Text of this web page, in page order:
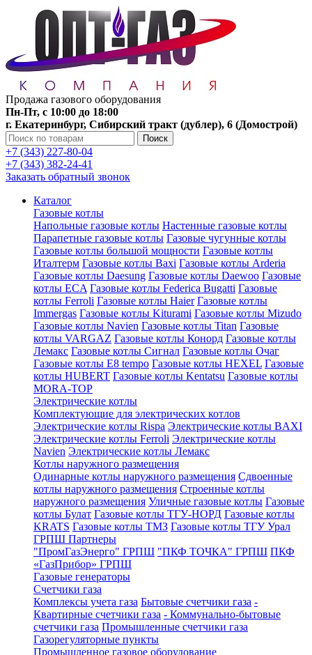
Продажа газового оборудования
Пн-Пт, с 10:00 до 18:00
г. Екатеринбург, Сибирский тракт (дублер), 6 (Домострой)
Поиск
+7 (343) 227-80-04
+7 (343) 382-24-41
Заказать обратный звонок
Каталог
Газовые котлы
Напольные газовые котлы Настенные газовые котлы
Парапетные газовые котлы Газовые чугунные котлы
Газовые котлы большой мощности Газовые котлы
Италтерм Газовые котлы Baxi Газовые котлы Arderia
Газовые котлы Daesung Газовые котлы Daewoo Газовые
котлы ECA Газовые котлы Federica Bugatti Газовые
котлы Ferroli Газовые котлы Haier Газовые котлы
Immergas Газовые котлы Kiturami Газовые котлы Mizudo
Газовые котлы Navien Газовые котлы Titan Газовые
котлы VARGAZ Газовые котлы Конорд Газовые котлы
Лемакс Газовые котлы Сигнал Газовые котлы Очаг
Газовые котлы E8 tempo Газовые котлы HEXEL Газовые
котлы HUBERT Газовые котлы Kentatsu Газовые котлы
MORA-TOP
Электрические котлы
Комплектующие для электрических котлов
Электрические котлы Rispa Электрические котлы BAXI
Электрические котлы Ferroli Электрические котлы
Navien Электрические котлы Лемакс
Котлы наружного размещения
Одинарные котлы наружного размещения Сдвоенные
котлы наружного размещения Строенные котлы
наружного размещения Уличные газовые котлы Газовые
котлы Булат Газовые котлы ТГУ-НОРД Газовые котлы
KRATS Газовые котлы ТМЗ Газовые котлы ТГУ Урал
ГРПШ Партнеры
"ПромГазЭнерго" ГРПШ "ПКФ ТОЧКА" ГРПШ ПКФ
«ГазПрибор» ГРПШ
Газовые генераторы
Счетчики газа
Комплексы учета газа Бытовые счетчики газа -
Квартирные счетчики газа - Коммунально-бытовые
счетчики газа Промышленные счетчики газа
Газорегуляторные пункты
Промышленное газовое оборудование